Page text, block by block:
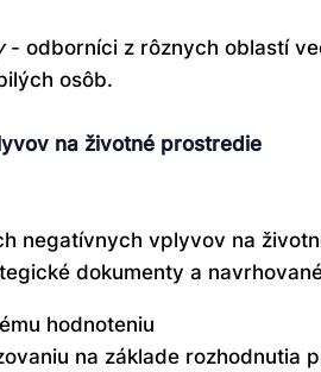
- odborníci z rôznych oblastí
osôb.
na životné prostredie
negatívnych vplyvov na
dokumenty a
hodnoteniu
na základe rozhodnutia